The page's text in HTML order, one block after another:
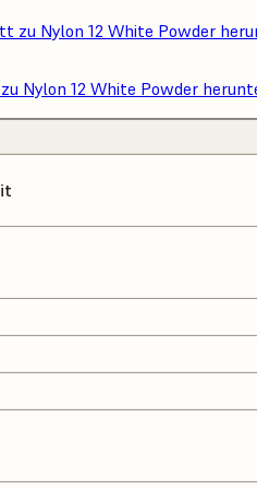
zu Nylon 12 White Powder
Nylon 12 White Powder